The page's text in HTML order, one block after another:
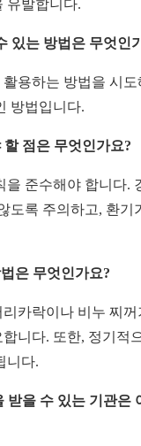
유발합니다.
있는 방법은 무엇인
용하는 방법을 시도
방법입니다.
점은 무엇인가요?
을 준수해야 합니다.
도록 주의하고, 환기
은 무엇인가요?
카락이나 비누 찌꺼
니다. 또한, 정기적
니다.
받을 수 있는 기관은